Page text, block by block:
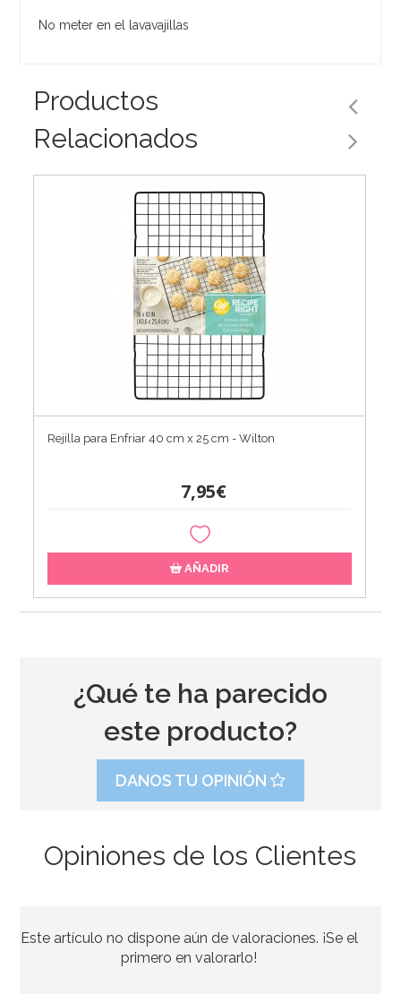
No meter en el lavavajillas
Productos
Relacionados
Rejilla para Enfriar 40 cm x 25 cm - Wilton
7,95€
AÑADIR
6,95€
¿Qué te ha parecido
este producto?
DANOS TU OPINIÓN
Opiniones de los Clientes
Este artículo no dispone aún de valoraciones. ¡Se el
primero en valorarlo!